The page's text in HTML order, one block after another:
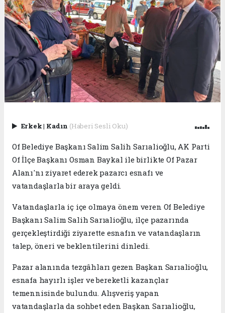
Erkek| Kadın (Haberi Sesli Oku)
Of Belediye Başkanı Salim Salih Sarıalioğlu, AK Parti
Of İlçe Başkanı Osman Baykal ile birlikte Of Pazar
Alanı'nı ziyaret ederek pazarcı esnafı ve
vatandaşlarla bir araya geldi.
Vatandaşlarla iç içe olmaya önem veren Of Belediye
Başkanı Salim Salih Sarıalioğlu, ilçe pazarında
gerçekleştirdiği ziyarette esnafın ve vatandaşların
talep, öneri ve beklentilerini dinledi.
Pazar alanında tezgâhları gezen Başkan Sarıalioğlu,
esnafa hayırlı işler ve bereketli kazançlar
temennisinde bulundu. Alışveriş yapan
vatandaşlarla da sohbet eden Başkan Sarıalioğlu,